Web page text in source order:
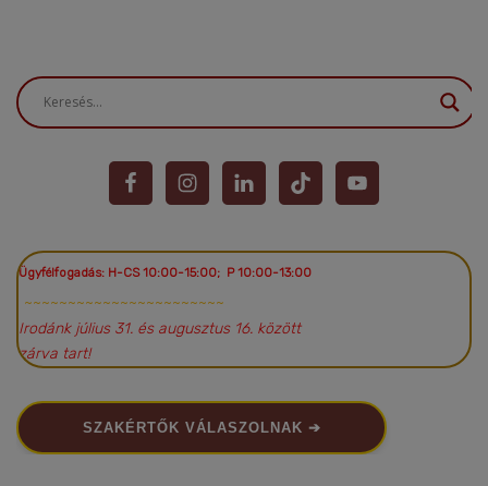
Ügyfélfogadás: H-CS 10:00-15:00; P 10:00-13:00
~~~~~~~~~~~~~~~~~~~~~~~
Irodánk július 31. és augusztus 16. között
zárva tart!
SZAKÉRTŐK VÁLASZOLNAK ➔